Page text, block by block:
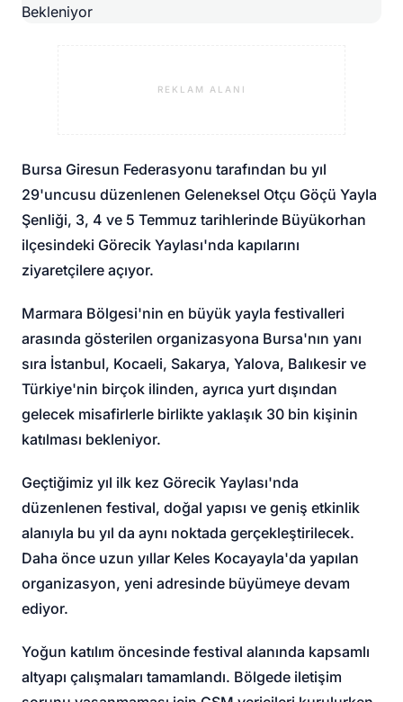
REKLAM ALANI
Bursa Giresun Federasyonu tarafından bu yıl
29'uncusu düzenlenen Geleneksel Otçu Göçü Yayla
Şenliği, 3, 4 ve 5 Temmuz tarihlerinde Büyükorhan
ilçesindeki Görecik Yaylası'nda kapılarını
ziyaretçilere açıyor.
Marmara Bölgesi'nin en büyük yayla festivalleri
arasında gösterilen organizasyona Bursa'nın yanı
sıra İstanbul, Kocaeli, Sakarya, Yalova, Balıkesir ve
Türkiye'nin birçok ilinden, ayrıca yurt dışından
gelecek misafirlerle birlikte yaklaşık 30 bin kişinin
katılması bekleniyor.
Geçtiğimiz yıl ilk kez Görecik Yaylası'nda
düzenlenen festival, doğal yapısı ve geniş etkinlik
alanıyla bu yıl da aynı noktada gerçekleştirilecek.
Daha önce uzun yıllar Keles Kocayayla'da yapılan
organizasyon, yeni adresinde büyümeye devam
ediyor.
Yoğun katılım öncesinde festival alanında kapsamlı
altyapı çalışmaları tamamlandı. Bölgede iletişim